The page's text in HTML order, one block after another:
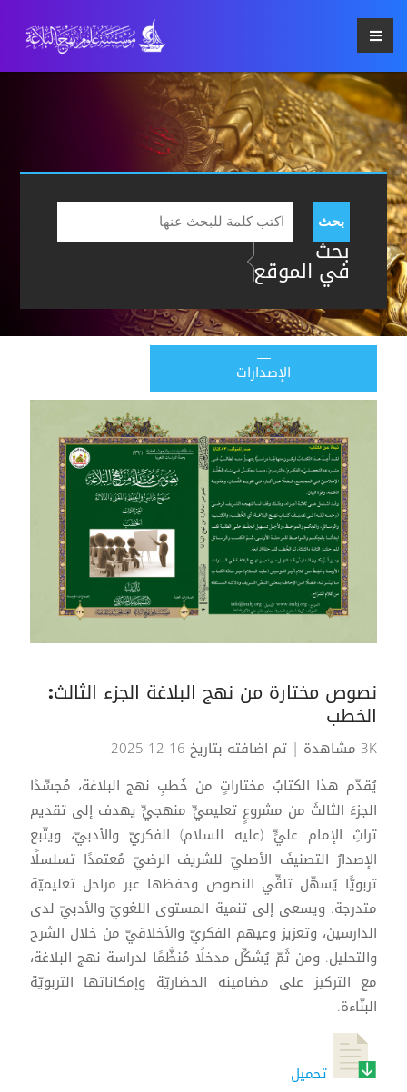
بحث
بحث
في الموقع
الإصدارات
نصوص مختارة من نهج البلاغة الجزء الثالث:
الخطب
3K مشاهدة
| تم اضافته بتاريخ 16-12-2025
يُقدّم هذا الكتابُ مختاراتٍ من خُطبِ نهج البلاغة، مُجسِّدًا
الجزءَ الثالثَ من مشروعٍ تعليميٍّ منهجيٍّ يهدف إلى تقديم
تراثِ الإمام عليٍّ (عليه السلام) الفكريّ والأدبيّ، ويتّبع
الإصدارُ التصنيفَ الأصليّ للشريف الرضيّ مُعتمدًا تسلسلًا
تربويًّا يُسهّل تلقِّي النصوص وحفظها عبر مراحل تعليميّة
متدرجة. ويسعى إلى تنمية المستوى اللغويّ والأدبيّ لدى
الدارسين، وتعزيز وعيهم الفكريّ والأخلاقيّ من خلال الشرح
والتحليل. ومن ثَمّ يُشكِّل مدخلًا مُنظَّمًا لدراسة نهج البلاغة،
مع التركيز على مضامينه الحضاريّة وإمكاناتها التربويّة
البنّاءة.
تحميل